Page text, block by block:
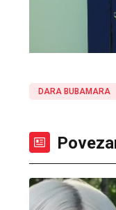
DARA BUBAMARA